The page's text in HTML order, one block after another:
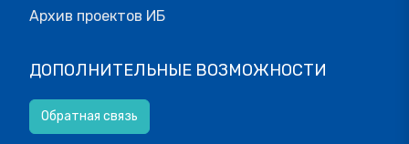
Архив проектов ИБ
ДОПОЛНИТЕЛЬНЫЕ ВОЗМОЖНОСТИ
Обратная связь